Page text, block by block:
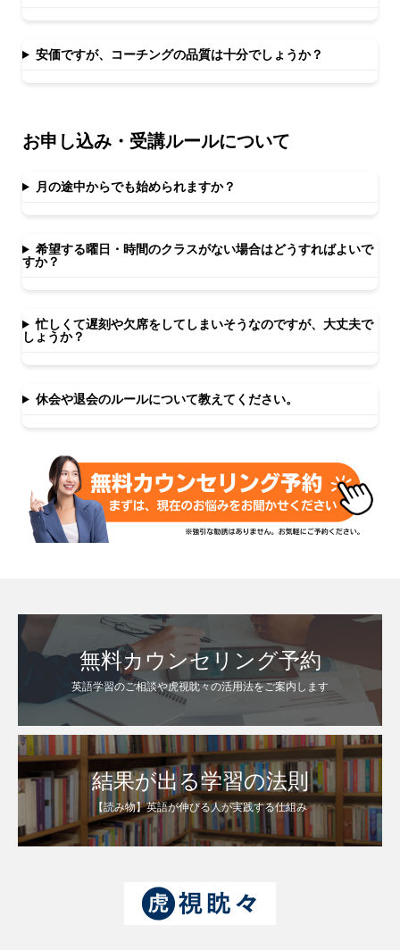
安価ですが、コーチングの品質は十分でしょうか？
お申し込み・受講ルールについて
月の途中からでも始められますか？
希望する曜日・時間のクラスがない場合はどうすればよいで
すか？
忙しくて遅刻や欠席をしてしまいそうなのですが、大丈夫で
しょうか？
休会や退会のルールについて教えてください。
無料カウンセリング予約
英語学習のご相談や虎視眈々の活用法をご案内します
結果が出る学習の法則
【読み物】英語が伸びる人が実践する仕組み